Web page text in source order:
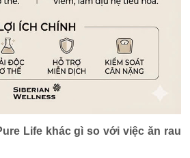
Life khác gì so với việc ăn rau